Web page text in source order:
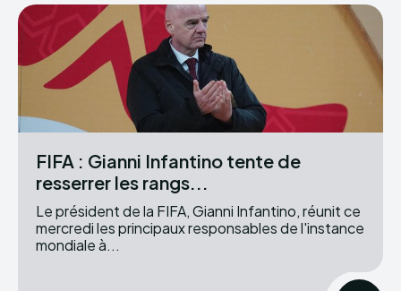
FIFA : Gianni Infantino tente de
resserrer les rangs...
Le président de la FIFA, Gianni Infantino, réunit ce
mercredi les principaux responsables de l'instance
mondiale à...